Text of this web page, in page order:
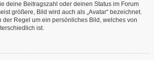
deine Beitragszahl oder deinen Status im Forum
größere, Bild wird auch als „Avatar“ bezeichnet.
der Regel um ein persönliches Bild, welches von
ist.